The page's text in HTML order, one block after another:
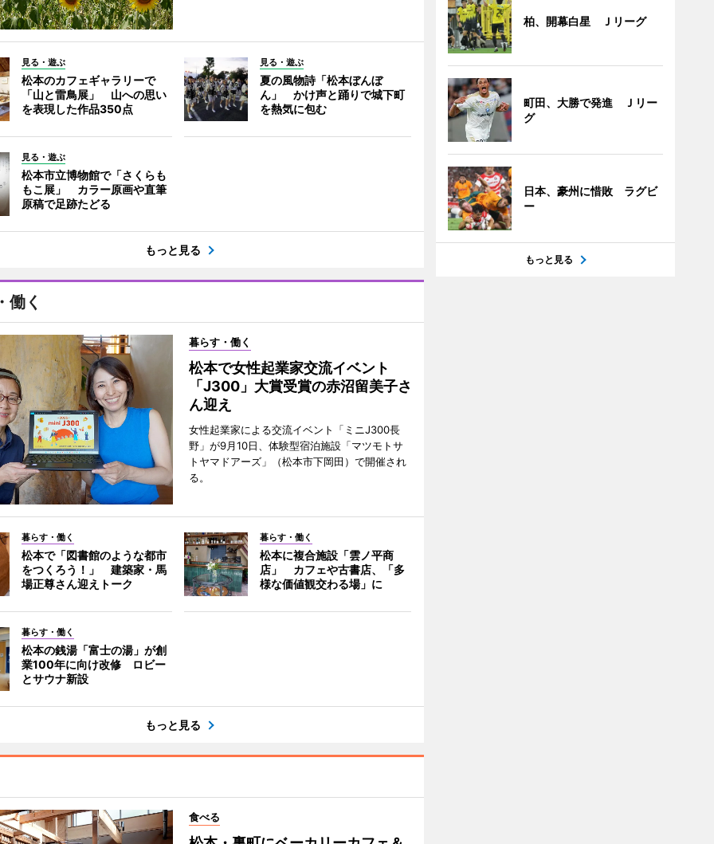
見る・遊ぶ
松本のカフェギャラリーで
「山と雷鳥展」 山への思い
を表現した作品350点
見る・遊ぶ
夏の風物詩「松本ぼんぼ
ん」 かけ声と踊りで城下町
を熱気に包む
見る・遊ぶ
松本市立博物館で「さくらも
もこ展」 カラー原画や直筆
原稿で足跡たどる
もっと見る
働く
暮らす・働く
松本で女性起業家交流イベント
「J300」大賞受賞の赤沼留美子さ
ん迎え
女性起業家による交流イベント「ミニJ300長
野」が9月10日、体験型宿泊施設「マツモトサ
トヤマドアーズ」（松本市下岡田）で開催され
る。
暮らす・働く
松本で「図書館のような都市
をつくろう！」 建築家・馬
場正尊さん迎えトーク
暮らす・働く
松本に複合施設「雲ノ平商
店」 カフェや古書店、「多
様な価値観交わる場」に
暮らす・働く
松本の銭湯「富士の湯」が創
業100年に向け改修 ロビー
とサウナ新設
もっと見る
食べる
柏、開幕白星 Ｊリーグ
町田、大勝で発進 Ｊリー
グ
日本、豪州に惜敗 ラグビ
ー
もっと見る